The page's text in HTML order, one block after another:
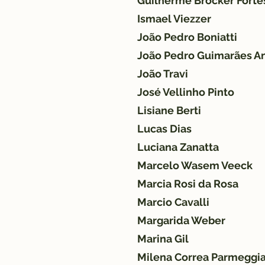
Ismael Viezzer
João Pedro Boniatti
João Pedro Guimarães
João Travi
José Vellinho Pinto
Lisiane Berti
Lucas Dias
Luciana Zanatta
Marcelo Wasem Veeck
Marcia Rosi da Rosa
Marcio Cavalli
Margarida Weber
Marina Gil
Milena Correa